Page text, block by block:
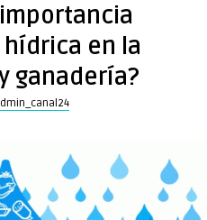
en la
ganadería?